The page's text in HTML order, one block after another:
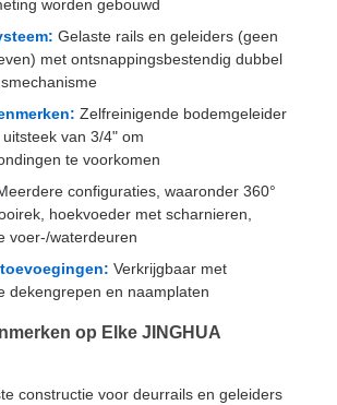
worden gebouwd
Gelaste rails en geleiders (geen
met ontsnappingsbestendig dubbel
Zelfreinigende bodemgeleider
van 3/4" om
te voorkomen
configuraties, waaronder 360°
hoekvoeder met scharnieren,
voer-/waterdeuren
Verkrijgbaar met
dekengrepen en naamplaten
op Elke JINGHUA
constructie voor deurrails en geleiders